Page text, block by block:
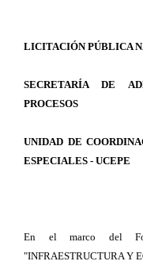
LICITACIÓN PÚBLICA
SECRETARÍA DE
PROCESOS
UNIDAD DE
ESPECIALES - UCEPE
En el marco del
"INFRAESTRUCTURA Y